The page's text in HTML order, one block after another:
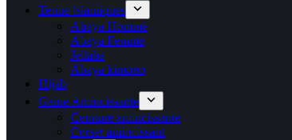
Tenue islamiques
Abaya Homme
Abaya Femme
Jellaba
Abaya kimono
Hijab
Gaine Amincissante
Ceinture amincissante
Corset amincissant